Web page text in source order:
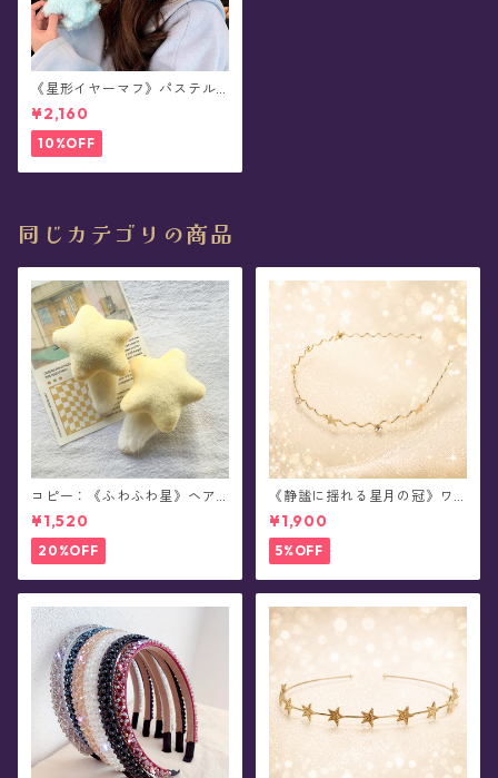
《星形イヤーマフ》パステル
カラー(全2色)
¥2,160
10%OFF
同じカテゴリの商品
コピー：《ふわふわ星》ヘア
クリップ
¥1,520
20%OFF
《静謐に揺れる星月の冠》ワ
イヤーカチューシャ(全2種)
¥1,900
5%OFF